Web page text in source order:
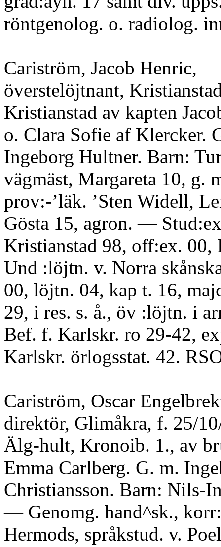
röntgenolog. o. radiolog.
Cariström, Jacob Henric,
överstelöjtnant,
Kristianstad av kapten
o. Clara Sofie af Klercker.
Ingeborg Hultner. Barn:
vägmäst, Margareta 10, g.
prov:-’läk. ’Sten Widell,
Gösta 15, agron. —
Kristianstad 98, off:ex. 00,
Und :löjtn. v. Norra
00, löjtn. 04, kap t. 16,
29, i res. s. å., öv :löjtn. i
Bef. f. Karlskr. ro 29-42,
Karlskr. örlogsstat. 42.
Cariström, Oscar
direktör, Glimåkra, f. 25/
Älg-hult, Kronoib. 1., av
Emma Carlberg. G. m.
Christiansson. Barn: Nils-
— Genomg. hand^sk.,
Hermods, språkstud. v.